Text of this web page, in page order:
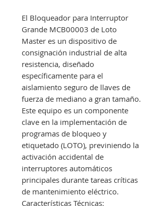
El Bloqueador para Interruptor
Grande MCB00003 de Loto
Master es un dispositivo de
consignación industrial de alta
resistencia, diseñado
específicamente para el
aislamiento seguro de llaves de
fuerza de mediano a gran tamaño.
Este equipo es un componente
clave en la implementación de
programas de bloqueo y
etiquetado (LOTO), previniendo la
activación accidental de
interruptores automáticos
principales durante tareas críticas
de mantenimiento eléctrico.
Características Técnicas: